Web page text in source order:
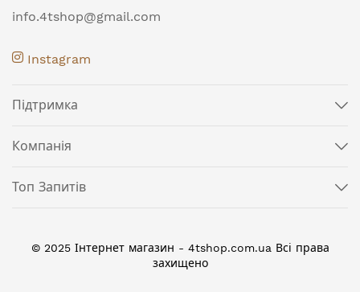
info.4tshop@gmail.com
Instagram
Підтримка
Компанія
Топ Запитів
© 2025 Інтернет магазин - 4tshop.com.ua Всі права
захищено